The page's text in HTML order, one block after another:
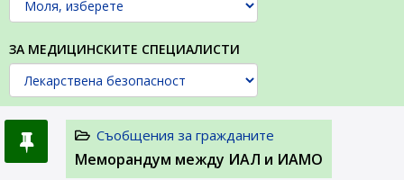
ЗА МЕДИЦИНСКИТЕ СПЕЦИАЛИСТИ
Съобщения за гражданите
Меморандум между ИАЛ и ИАМО